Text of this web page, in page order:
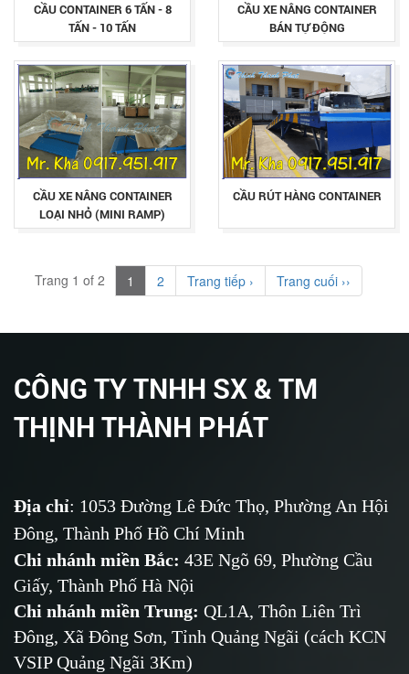
CẦU CONTAINER 6 TẤN - 8
TẤN - 10 TẤN
CẦU XE NÂNG CONTAINER
BÁN TỰ ĐỘNG
CẦU XE NÂNG CONTAINER
LOẠI NHỎ (MINI RAMP)
CẦU RÚT HÀNG CONTAINER
Trang 1 of 2 1 2 Trang tiếp › Trang cuối ››
CÔNG TY TNHH SX & TM
THỊNH THÀNH PHÁT
Địa chỉ: 1053 Đường Lê Đức Thọ, Phường An Hội
Đông, Thành Phố Hồ Chí Minh
Chi nhánh miền Bắc: 43E Ngõ 69, Phường Cầu
Giấy, Thành Phố Hà Nội
Chi nhánh miền Trung: QL1A, Thôn Liên Trì
Đông, Xã Đông Sơn, Tỉnh Quảng Ngãi (cách KCN
VSIP Quảng Ngãi 3Km)